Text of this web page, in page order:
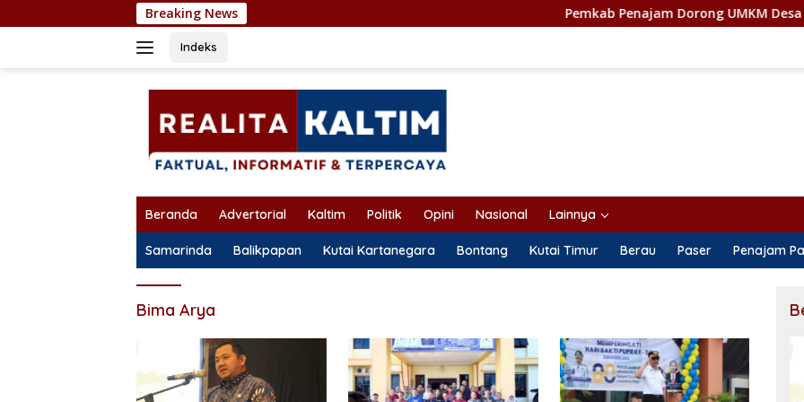
ke
Breaking News Pemkab Penajam Dorong UMKM Desa Naik
Indeks
Beranda Advertorial Kaltim Politik Opini Nasional Lainnya
Samarinda Balikpapan Kutai Kartanegara Bontang Kutai Timur Berau Paser Penajam
Bima Arya